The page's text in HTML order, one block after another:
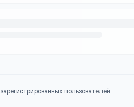
зарегистрированных пользователей